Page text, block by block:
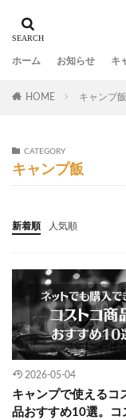
ホーム お知らせ キ
HOME キャンプ飯
CATEGORY
キャンプ飯
新着順 人気順
2026-05-04
キャンプで使えるコ
品おすすめ10選。コ